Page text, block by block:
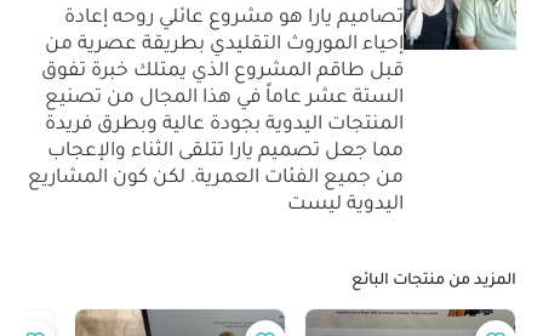
تصاميم يارا هو مشروع عائلي روحه إعادة
إحياء الموروث التقليدي بطريقة عصرية من
قبل طاقم المشروع الذي يمتلك خبرة تفوق
الستة عشر عاماً في هذا المجال من تصنيع
المنتجات اليدوية بجودة عالية وبطرق فريدة
مما جعل تصميم يارا تتلقى الثناء والإعجاب
من جميع الفئات العمرية. لكن كون المشاريع
اليدوية ليست
المزيد من منتجات البائع